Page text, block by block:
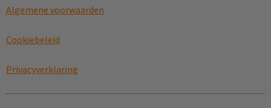
Algemene voorwaarden
Cookiebeleid
Privacyverklaring